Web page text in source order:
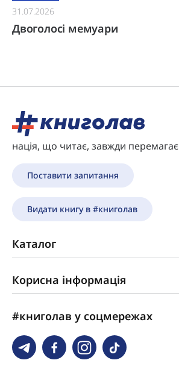
31.07.2026
Двоголосі мемуари
нація, що читає, завжди перемагає
Поставити запитання
Видати книгу в #книголав
Каталог
Корисна інформація
#книголав у соцмережах